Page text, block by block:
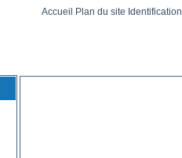
Accueil Plan du site